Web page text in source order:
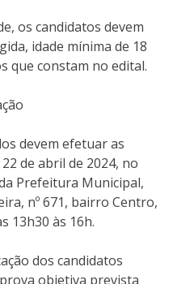
os candidatos devem
idade mínima de 18
que constam no edital.
devem efetuar as
de abril de 2024, no
Prefeitura Municipal,
nº 671, bairro Centro,
13h30 às 16h.
dos candidatos
objetiva prevista